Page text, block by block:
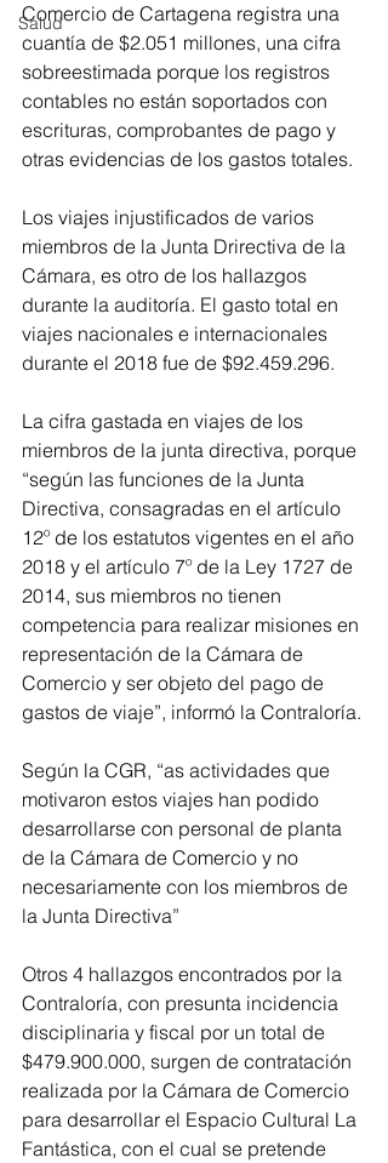
Salud
Comercio de Cartagena registra una
cuantía de $2.051 millones, una cifra
sobreestimada porque los registros
contables no están soportados con
escrituras, comprobantes de pago y
otras evidencias de los gastos totales.
Los viajes injustificados de varios
miembros de la Junta Drirectiva de la
Cámara, es otro de los hallazgos
durante la auditoría. El gasto total en
viajes nacionales e internacionales
durante el 2018 fue de $92.459.296.
La cifra gastada en viajes de los
miembros de la junta directiva, porque
“según las funciones de la Junta
Directiva, consagradas en el artículo
12º de los estatutos vigentes en el año
2018 y el artículo 7º de la Ley 1727 de
2014, sus miembros no tienen
competencia para realizar misiones en
representación de la Cámara de
Comercio y ser objeto del pago de
gastos de viaje”, informó la Contraloría.
Según la CGR, “as actividades que
motivaron estos viajes han podido
desarrollarse con personal de planta
de la Cámara de Comercio y no
necesariamente con los miembros de
la Junta Directiva”
Otros 4 hallazgos encontrados por la
Contraloría, con presunta incidencia
disciplinaria y fiscal por un total de
$479.900.000, surgen de contratación
realizada por la Cámara de Comercio
para desarrollar el Espacio Cultural La
Fantástica, con el cual se pretende